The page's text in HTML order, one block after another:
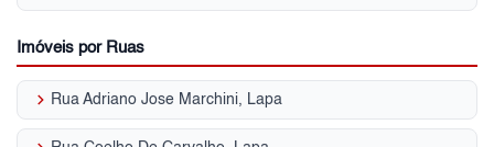
Imóveis por Ruas
keyboard_arrow_right Rua Adriano Jose Marchini, Lapa